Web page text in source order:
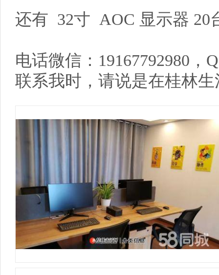
还有 32寸 AOC 显示器 20
电话微信：19167792980，
联系我时，请说是在桂林